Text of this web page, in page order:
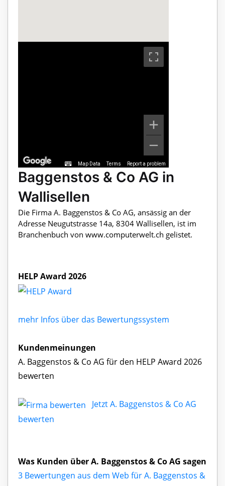
Map Data Terms Report a problem
Baggenstos & Co AG in
Wallisellen
Die Firma A. Baggenstos & Co AG, ansässig an der
Adresse Neugutstrasse 14a, 8304 Wallisellen, ist im
Branchenbuch von www.computerwelt.ch gelistet.
HELP Award 2026
mehr Infos über das Bewertungssystem
Kundenmeinungen
A. Baggenstos & Co AG für den HELP Award 2026
bewerten
Jetzt A. Baggenstos & Co AG
bewerten
Was Kunden über A. Baggenstos & Co AG sagen
3 Bewertungen aus dem Web für A. Baggenstos &